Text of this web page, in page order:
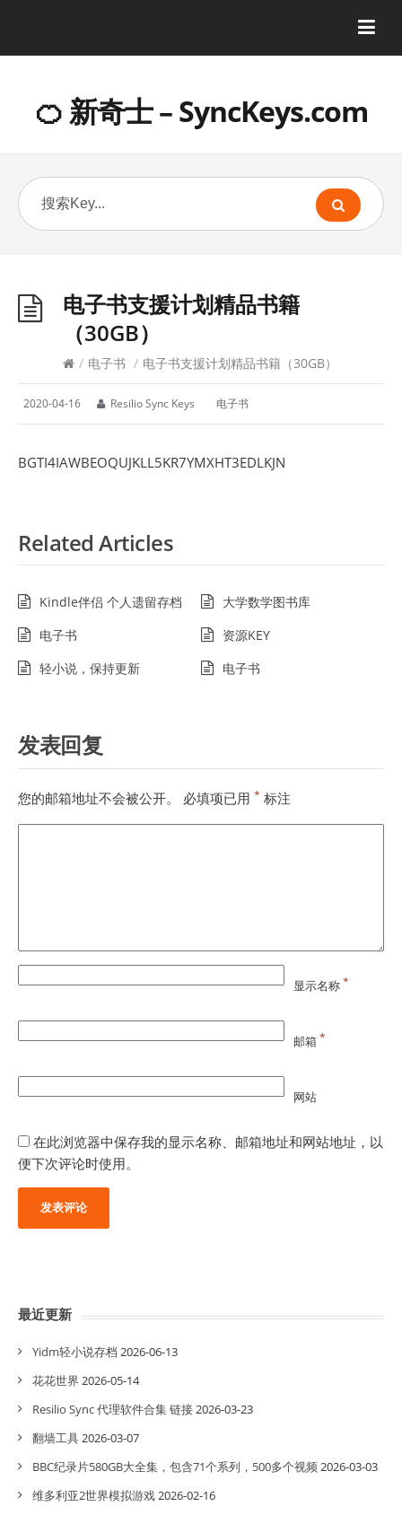
🍊 新奇士 – SyncKeys.com
电子书支援计划精品书籍
（30GB）
/ 电子书 / 电子书支援计划精品书籍（30GB）
2020-04-16 Resilio Sync Keys 电子书
BGTI4IAWBEOQUJKLL5KR7YMXHT3EDLKJN
Related Articles
Kindle伴侣 个人遗留存档
大学数学图书库
电子书
资源KEY
轻小说，保持更新
电子书
发表回复
您的邮箱地址不会被公开。 必填项已用 * 标注
显示名称*
邮箱*
网站
在此浏览器中保存我的显示名称、邮箱地址和网站地址，以
便下次评论时使用。
最近更新
Yidm轻小说存档 2026-06-13
花花世界 2026-05-14
Resilio Sync 代理软件合集 链接2026-03-23
翻墙工具2026-03-07
BBC纪录片580GB大全集，包含71个系列，500多个视频2026-03-03
维多利亚2世界模拟游戏2026-02-16